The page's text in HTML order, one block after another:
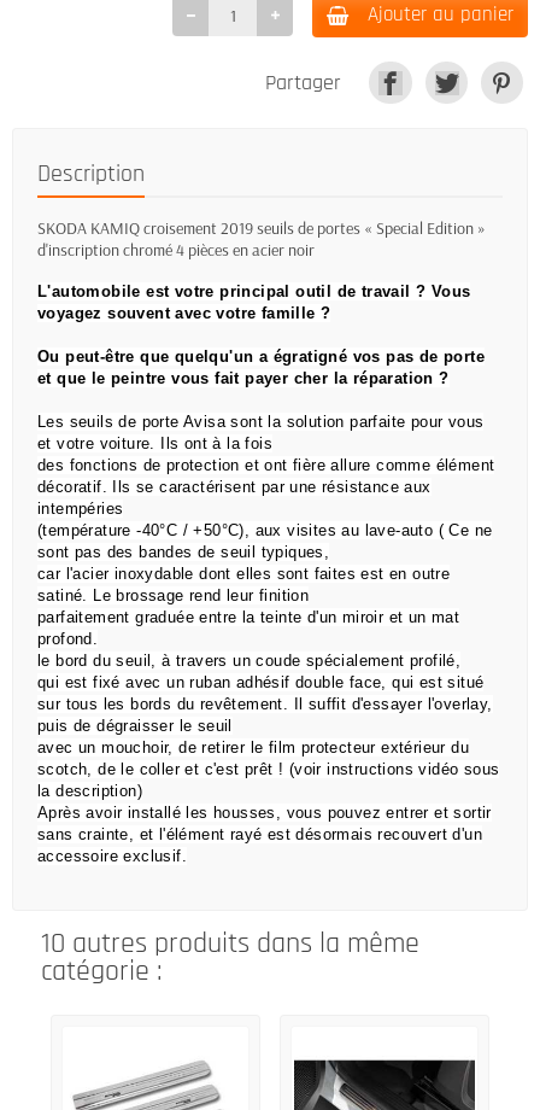
Ajouter au panier
Partager
Description
SKODA KAMIQ croisement 2019 seuils de portes « Special Edition »
d'inscription chromé 4 pièces en acier noir
L'automobile est votre principal outil de travail ? Vous
voyagez souvent avec votre famille ?
Ou peut-être que quelqu'un a égratigné vos pas de porte
et que le peintre vous fait payer cher la réparation ?
Les seuils de porte Avisa sont la solution parfaite pour vous
et votre voiture. Ils ont à la fois
des fonctions de protection et ont fière allure comme élément
décoratif. Ils se caractérisent par une résistance aux
intempéries
(température -40°C / +50°C), aux visites au lave-auto ( Ce ne
sont pas des bandes de seuil typiques,
car l'acier inoxydable dont elles sont faites est en outre
satiné. Le brossage rend leur finition
parfaitement graduée entre la teinte d'un miroir et un mat
profond.
le bord du seuil, à travers un coude spécialement profilé,
qui estfixé avec un ruban adhésif double face,qui est situé
sur tous les bords du revêtement.
Il suffit d'essayer l'overlay,
puis de dégraisser le seuil
avec un mouchoir, de retirer le film protecteur extérieur du
scotch, de le coller et c'est prêt ! (voir instructions vidéo sous
la description)
Après avoir installé les housses, vous pouvez entrer et sortir
sans crainte, et l'élément rayé est désormais recouvert d'un
accessoire exclusif.
10 autres produits dans la même
catégorie :